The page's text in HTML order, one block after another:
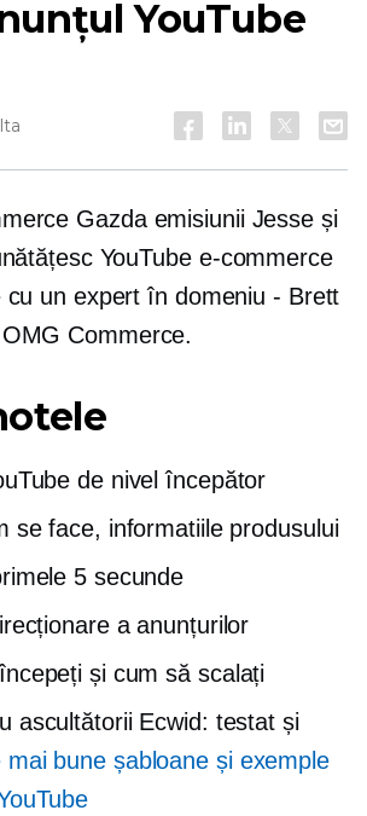
YouTube
Gazda emisiunii Jesse și
YouTube e-commerce
cu un expert în domeniu - Brett
Commerce.
de nivel începător
se face, informatiile produsului
5 secunde
a anunțurilor
și cum să scalați
ascultătorii Ecwid: testat și
mai bune șabloane și exemple